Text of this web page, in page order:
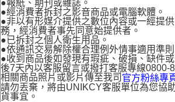
●報紙、期刊或雜誌。
●經消費者拆封之影音商品或電腦軟體。
●非以有形媒介提供之數位內容或一經提
務，經消費者事先同意始提供者。
●已拆封之個人衛生用品。
●依通訊交易解除權合理例外情事適用準
●收到商品後如發現有瑕疵、破損、缺件
後7天內以客服留言或撥打客服專線0800-
相關商品照片或影片傳至我司 官方粉絲專
請勿丟棄，將由UNIKCY客服單位為您協
貨事宜。